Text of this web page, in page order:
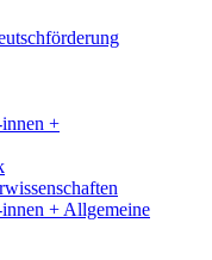
innen +
innen + Allgemeine